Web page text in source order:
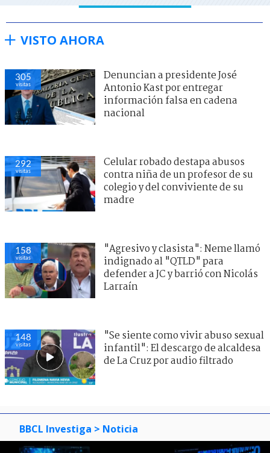
VISTO AHORA
305
visitas
Denuncian a presidente José
Antonio Kast por entregar
información falsa en cadena
nacional
292
visitas
Celular robado destapa abusos
contra niña de un profesor de su
colegio y del conviviente de su
madre
158
visitas
"Agresivo y clasista": Neme llamó
indignado al "QTLD" para
defender a JC y barrió con Nicolás
Larraín
148
visitas
"Se siente como vivir abuso sexual
infantil": El descargo de alcaldesa
de La Cruz por audio filtrado
BBCL Investiga > Noticia